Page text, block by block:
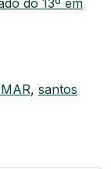
do 13º em
, santos